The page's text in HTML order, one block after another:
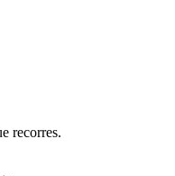
recorres.